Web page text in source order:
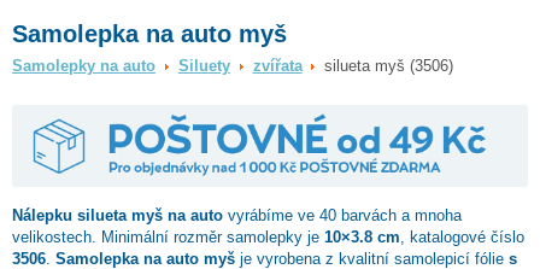
Samolepka na auto myš
Samolepky na auto Siluety zvířata silueta myš (3506)
Nálepku silueta myš na auto vyrábíme ve 40 barvách a mnoha
velikostech. Minimální rozměr samolepky je 10×3.8 cm , katalogové číslo
3506 Samolepka na auto myš je vyrobena z kvalitní samolepicí fólie s